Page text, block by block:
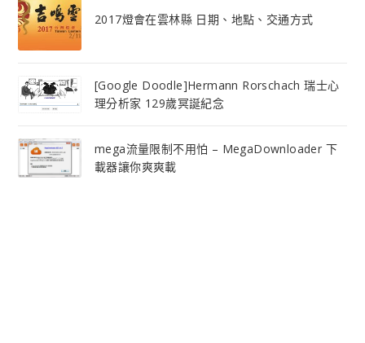
2017燈會在雲林縣 日期、地點、交通方式
[Google Doodle]Hermann Rorschach 瑞士心
理分析家 129歲冥誕紀念
mega流量限制不用怕 – MegaDownloader 下
載器讓你爽爽載